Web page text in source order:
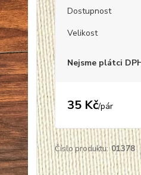
Dostupnost
Velikost
Nejsme plátci
35 Kč/pár
Číslo produktu: 01378